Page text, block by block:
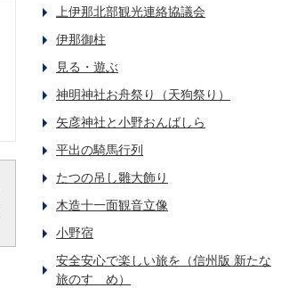
上伊那北部観光連絡協議会
伊那御柱
見る・遊ぶ
神明神社お舟祭り（天狗祭り）
矢彦神社と小野おんばしら
平出の騎馬行列
たつの吊し雛大飾り
木造十一面観音立像
小野宿
安全安心で楽しい旅を（信州版 新たな
旅のすゝめ）